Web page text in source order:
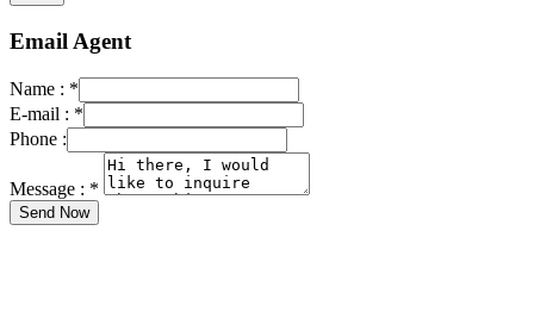
Email Agent
Name : *
E-mail : *
Phone :
Message : *